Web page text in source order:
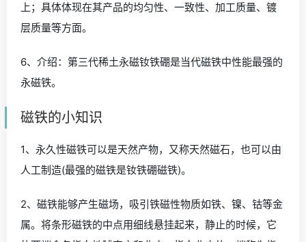
上；具体体现在其产品的均匀性、一致性、加工质量、镀
层质量等方面。
6、介绍：第三代稀土永磁钕铁硼是当代磁铁中性能最强的
永磁铁。
磁铁的小知识
1、永久性磁铁可以是天然产物，又称天然磁石，也可以由
人工制造(最强的磁铁是钕铁硼磁铁)。
2、磁铁能够产生磁场，吸引铁磁性物质如铁、镍、钴等金
属。将条形磁铁的中点用细线悬挂起来，静止的时候，它